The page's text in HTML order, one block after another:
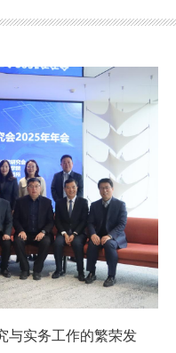
与实务工作的繁荣发